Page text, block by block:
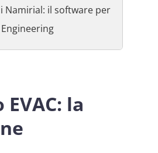
Namirial: il software per
la